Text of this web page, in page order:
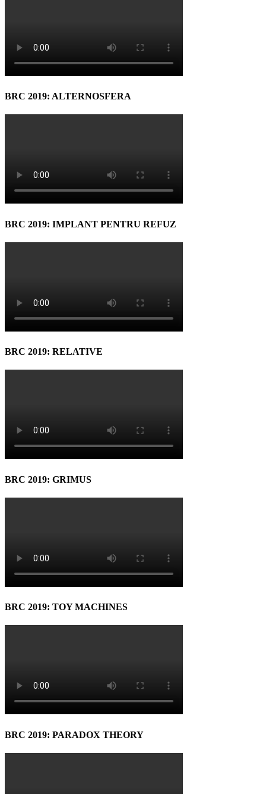
BRC 2019: ALTERNOSFERA
BRC 2019: IMPLANT PENTRU REFUZ
BRC 2019: RELATIVE
BRC 2019: GRIMUS
BRC 2019: TOY MACHINES
BRC 2019: PARADOX THEORY